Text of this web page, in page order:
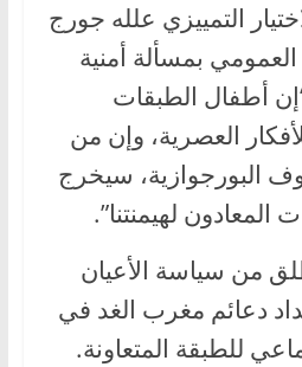
التمييزي علله جورج
بمسألة أمنية
أطفال الطبقات
العصرية، وإن من
البورجوازية، سيخرج
المعادون لهيمنتنا”.
من سياسة الأعيان
دعائم مغرب الغد في
للطبقة المتعاونة.